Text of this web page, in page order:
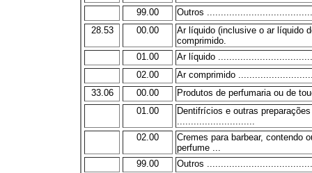
99.00
Outros
28.53
00.00
Ar líquido (inclusive o ar líquido
comprimido.
01.00
Ar líquido
02.00
Ar comprimido
33.06
00.00
Produtos de perfumaria ou de
01.00
Dentifrícios e outras
02.00
Cremes para barbear, contendo
perfume ...
99.00
Outros